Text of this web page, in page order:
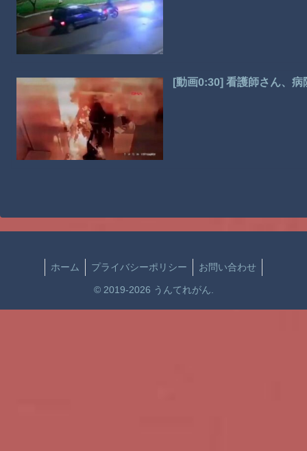
[動画0:30] 看護師さん、
ホーム プライバシーポリシー お問い合わせ
© 2019-2026 うんてれがん.